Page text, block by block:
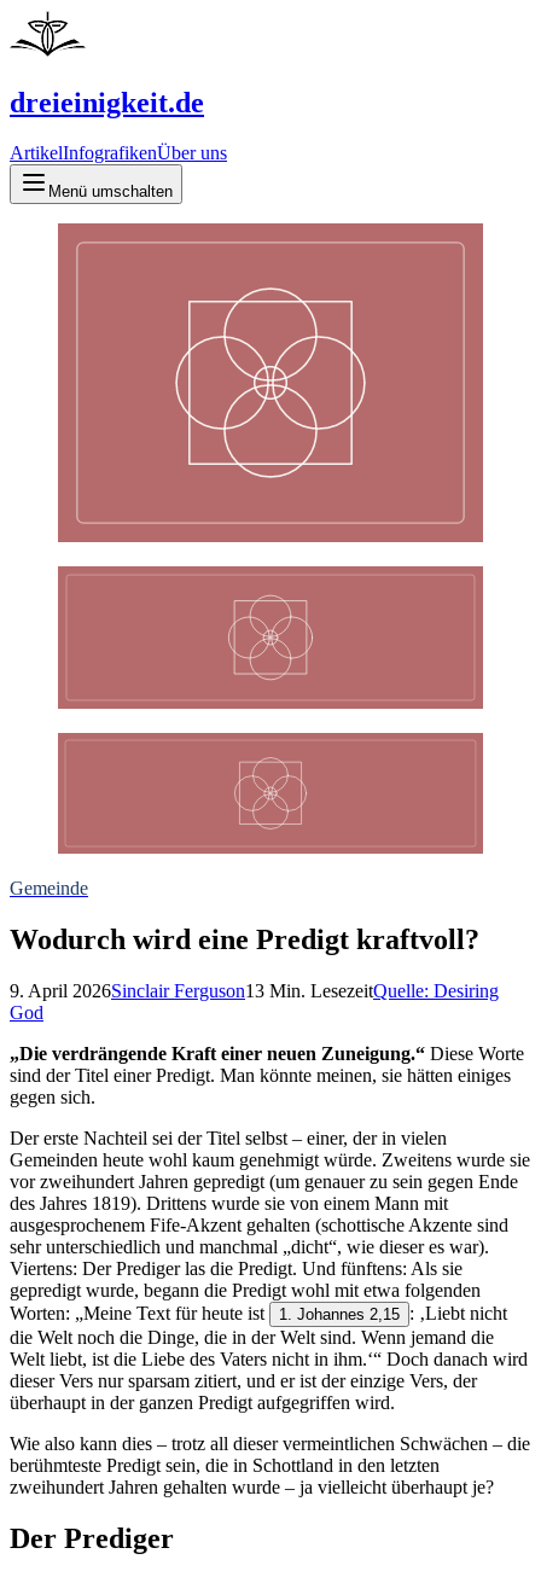
dreieinigkeit.de
ArtikelInfografikenÜber uns
Menü umschalten
Gemeinde
Wodurch wird eine Predigt kraftvoll?
9. April 2026Sinclair Ferguson13 Min. LesezeitQuelle: Desiring
God
„Die verdrängende Kraft einer neuen Zuneigung.“ Diese Worte
sind der Titel einer Predigt. Man könnte meinen, sie hätten einiges
gegen sich.
Der erste Nachteil sei der Titel selbst – einer, der in vielen
Gemeinden heute wohl kaum genehmigt würde. Zweitens wurde sie
vor zweihundert Jahren gepredigt (um genauer zu sein gegen Ende
des Jahres 1819). Drittens wurde sie von einem Mann mit
ausgesprochenem Fife‑Akzent gehalten (schottische Akzente sind
sehr unterschiedlich und manchmal „dicht“, wie dieser es war).
Viertens: Der Prediger las die Predigt. Und fünftens: Als sie
gepredigt wurde, begann die Predigt wohl mit etwa folgenden
Worten: „Meine Text für heute ist
1. Johannes 2,15 : ‚Liebt nicht
die Welt noch die Dinge, die in der Welt sind. Wenn jemand die
Welt liebt, ist die Liebe des Vaters nicht in ihm.‘“ Doch danach wird
dieser Vers nur sparsam zitiert, und er ist der einzige Vers, der
überhaupt in der ganzen Predigt aufgegriffen wird.
Wie also kann dies – trotz all dieser vermeintlichen Schwächen – die
berühmteste Predigt sein, die in Schottland in den letzten
zweihundert Jahren gehalten wurde – ja vielleicht überhaupt je?
Der Prediger